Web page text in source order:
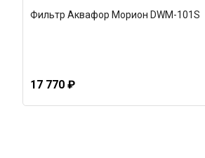
Фильтр Аквафор Морион DWM-101S
17 770 ₽